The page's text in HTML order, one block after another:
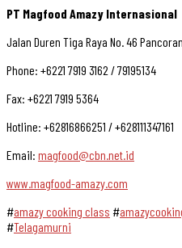
PT Magfood Amazy Internasional
Jalan Duren Tiga Raya No. 46
Phone: +6221 7919 3162 / 79195134
Fax: +6221 7919 5364
Hotline: +62816866251 / +628111347161
Email: magfood@cbn.net.id
www.magfood-amazy.com
#amazy cooking class #
#Telagamurni